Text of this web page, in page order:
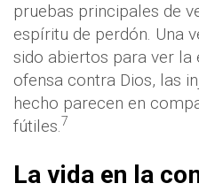
pruebas principales de
espíritu de perdón. Una
sido abiertos para ver la
ofensa contra Dios, las
hecho parecen en
fútiles.7
La vida en la